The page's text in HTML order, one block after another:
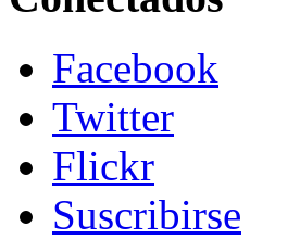
Facebook
Twitter
Flickr
Suscribirse